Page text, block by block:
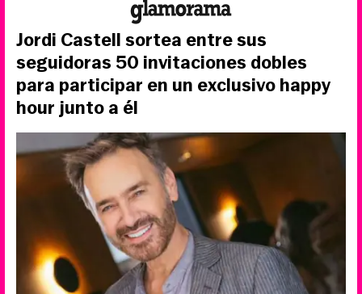
Jordi Castell sortea entre sus
seguidoras 50 invitaciones dobles
para participar en un exclusivo happy
hour junto a él